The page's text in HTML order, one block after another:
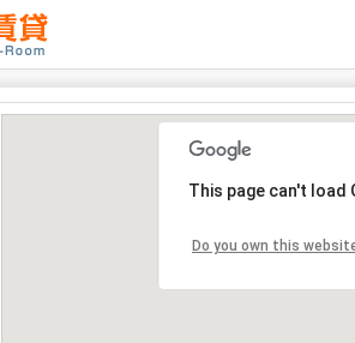
This page can't load
Do you own this